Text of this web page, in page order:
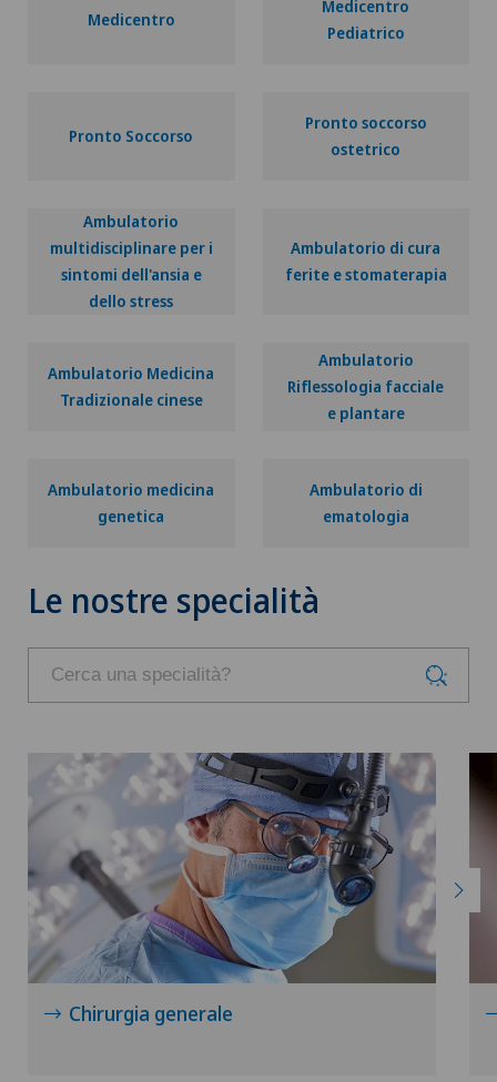
Medicentro
Medicentro
Pediatrico
Pronto Soccorso
Pronto soccorso
ostetrico
Ambulatorio
multidisciplinare per i
sintomi dell'ansia e
dello stress
Ambulatorio di cura
ferite e stomaterapia
Ambulatorio Medicina
Tradizionale cinese
Ambulatorio
Riflessologia facciale
e plantare
Ambulatorio medicina
genetica
Ambulatorio di
ematologia
Le nostre specialità
Chirurgia generale